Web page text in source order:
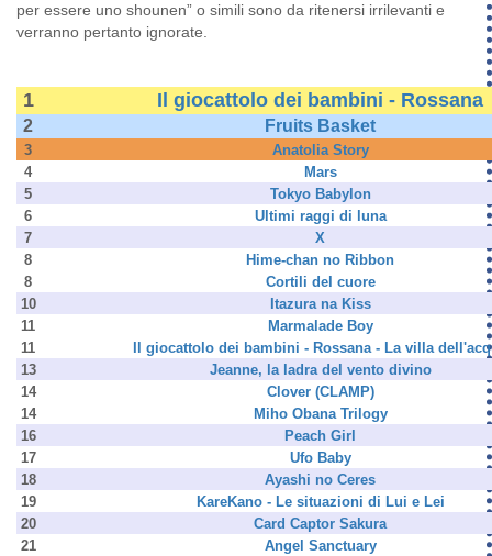
per essere uno shounen” o simili sono da ritenersi irrilevanti e
verranno pertanto ignorate.
1 Il giocattolo dei bambini - Rossana
2 Fruits Basket
3
Anatolia Story
4
Mars
5
Tokyo Babylon
6
Ultimi raggi di luna
7
X
8
Hime-chan no Ribbon
8
Cortili del cuore
10
Itazura na Kiss
11
Marmalade Boy
11
Il giocattolo dei bambini - Rossana - La villa
13
Jeanne, la ladra del vento divino
14
Clover (CLAMP)
14
Miho Obana Trilogy
16
Peach Girl
17
Ufo Baby
18
Ayashi no Ceres
19
KareKano - Le situazioni di Lui e Lei
20
Card Captor Sakura
21
Angel Sanctuary